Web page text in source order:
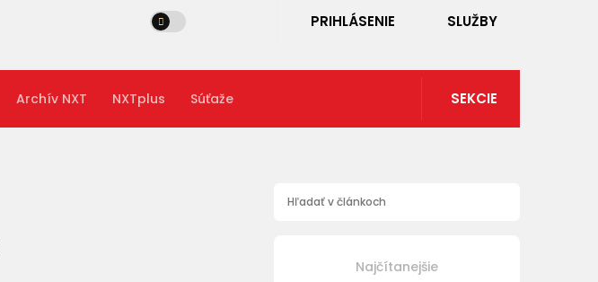
PRIHLÁSENIE SLUŽBY
Archív NXT NXTplus Súťaže SEKCIE
Najčítanejšie